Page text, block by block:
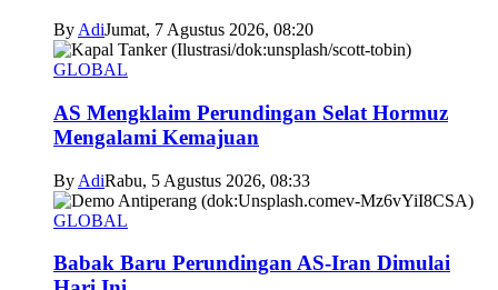
By AdiJumat, 7 Agustus 2026, 08:20
GLOBAL
AS Mengklaim Perundingan Selat Hormuz
Mengalami Kemajuan
By AdiRabu, 5 Agustus 2026, 08:33
GLOBAL
Babak Baru Perundingan AS-Iran Dimulai